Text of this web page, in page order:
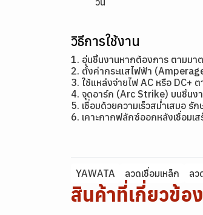
วิธีการใช้งาน
1. อุ่นชิ้นงานหากต้องการ ตามมา
2. ตั้งค่ากระแสไฟฟ้า
3. ใช้แหล่งจ่ายไฟ AC หรือ DC+
4. จุดอาร์ก (Arc Strike) บนชิ้นง
5. เชื่อมด้วยความเร็วสม่ำเสมอ
6. เคาะกากฟลักซ์ออกหลังเชื่อมเ
YAWATA ลวดเชื่อมเหล็ก ลว
สินค้าที่เกี่ยวข้อง